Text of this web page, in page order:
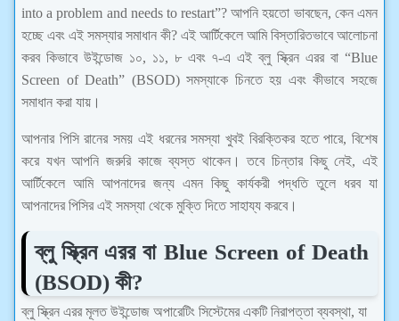
into a problem and needs to restart”? আপনি হয়তো ভাবছেন, কেন এমন
হচ্ছে এবং এই সমস্যার সমাধান কী? এই আর্টিকেলে আমি বিস্তারিতভাবে আলোচনা
করব কিভাবে উইন্ডোজ ১০, ১১, ৮ এবং ৭-এ এই ব্লু স্ক্রিন এরর বা “Blue
Screen of Death” (BSOD) সমস্যাকে চিনতে হয় এবং কীভাবে সহজে
সমাধান করা যায়।
আপনার পিসি রানের সময় এই ধরনের সমস্যা খুবই বিরক্তিকর হতে পারে, বিশেষ
করে যখন আপনি জরুরি কাজে ব্যস্ত থাকেন। তবে চিন্তার কিছু নেই, এই
আর্টিকেলে আমি আপনাদের জন্য এমন কিছু কার্যকরী পদ্ধতি তুলে ধরব যা
আপনাদের পিসির এই সমস্যা থেকে মুক্তি দিতে সাহায্য করবে।
ব্লু স্ক্রিন এরর বা Blue Screen of Death
(BSOD) কী?
ব্লু স্ক্রিন এরর মূলত উইন্ডোজ অপারেটিং সিস্টেমের একটি নিরাপত্তা ব্যবস্থা, যা